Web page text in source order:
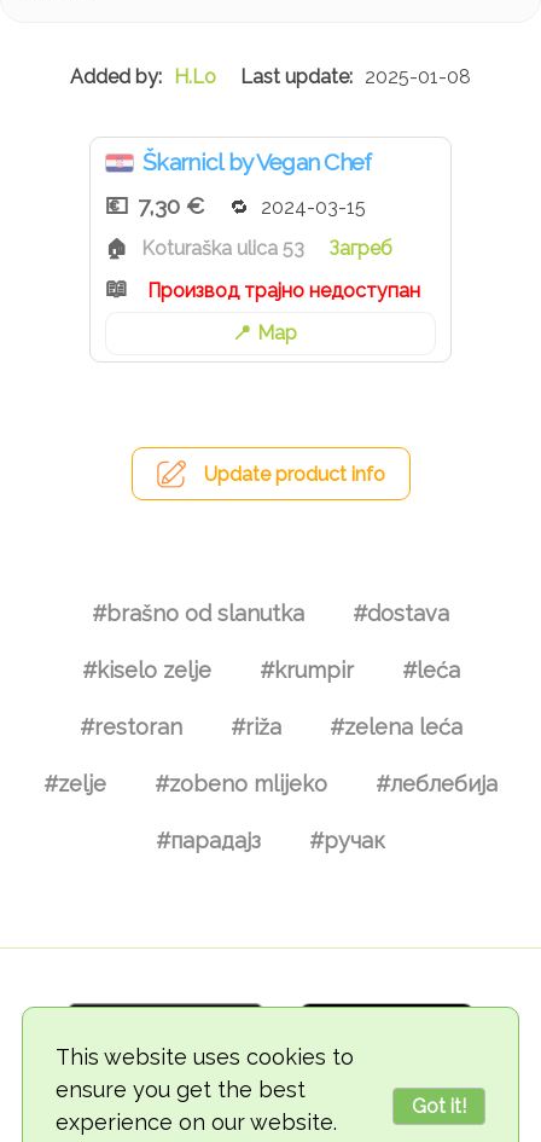
This website uses cookies to
ensure you get the best
experience on our website.
Got it!
H.Lo 2025-01-08
Škarnicl by Vegan Chef
7,30 €
2024-03-15
Koturaška ulica 53
Загреб
Производ трајно недоступан
Map
Update product info
#brašno od slanutka #dostava
#kiselo zelje #krumpir #leća
#restoran #riža #zelena leća
#zelje #zobeno mlijeko #леблебија
#парадајз #ручак
© 2018-2026 TheVegCat